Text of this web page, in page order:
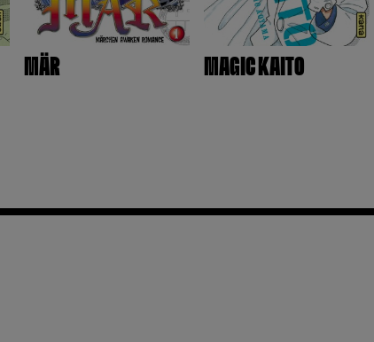
MÄR MAGIC KAITO